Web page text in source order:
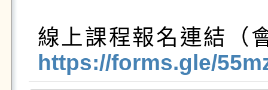
線上課程報名連結（
https://forms.gle/